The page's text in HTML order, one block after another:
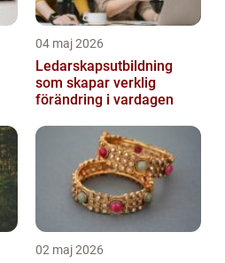
04 maj 2026
Ledarskapsutbildning
som skapar verklig
förändring i vardagen
02 maj 2026